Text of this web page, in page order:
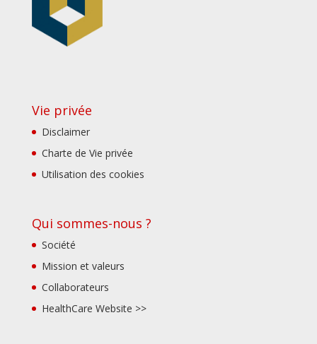
Vie privée
Disclaimer
Charte de Vie privée
Utilisation des cookies
Qui sommes-nous ?
Société
Mission et valeurs
Collaborateurs
HealthCare Website >>